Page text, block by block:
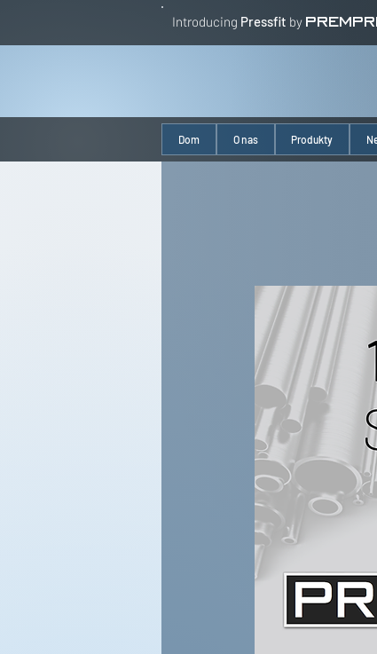
Introducing Pressfit by
Dom O nas Produkty